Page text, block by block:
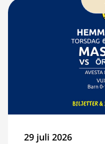
29 juli 2026